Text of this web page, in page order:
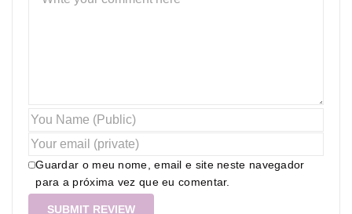
Guardar o meu nome, email e site neste navegador
para a próxima vez que eu comentar.